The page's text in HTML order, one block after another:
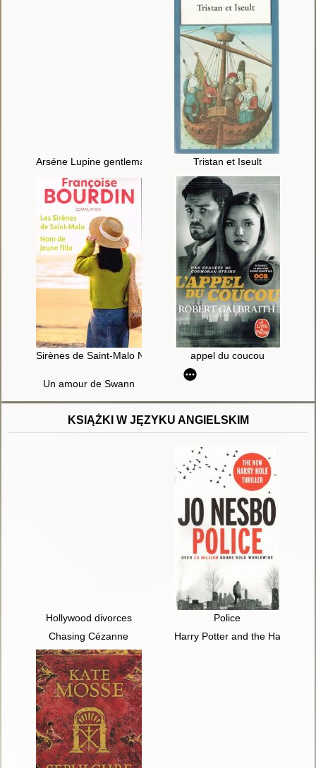
Arséne Lupine gentleman-cambrioleurTristan et Iseult
Sirènes de Saint-Malo Nom de jeune filleappel du coucou
Un amour de Swann
KSIĄŻKI W JĘZYKU ANGIELSKIM
Hollywood divorces
Police
Chasing Cézanne
Harry Potter and the Half-